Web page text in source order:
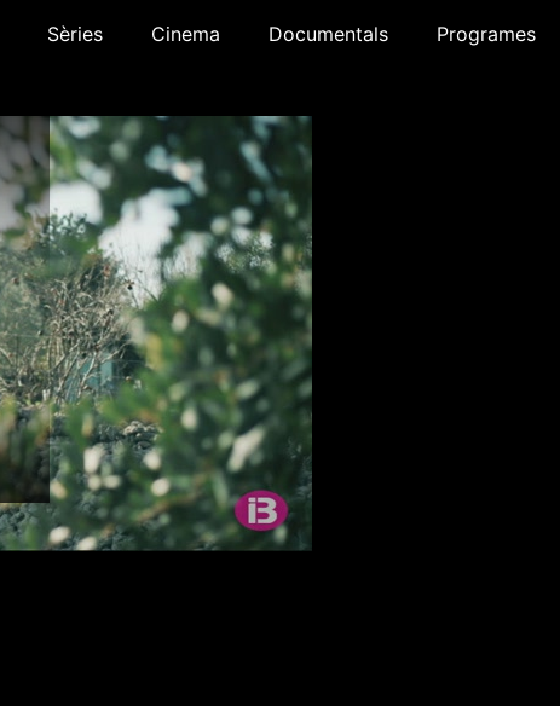
Sèries Cinema Documentals Programes